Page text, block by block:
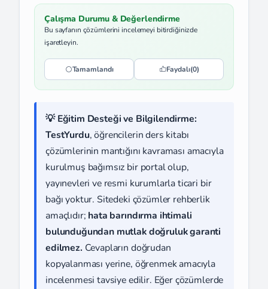
Çalışma Durumu & Değerlendirme
Bu sayfanın çözümlerini incelemeyi bitirdiğinizde
işaretleyin.
Tamamlandı Faydalı(0)
💡 Eğitim Desteği ve Bilgilendirme:
TestYurdu, öğrencilerin ders kitabı
çözümlerinin mantığını kavraması amacıyla
kurulmuş bağımsız bir portal olup,
yayınevleri ve resmi kurumlarla ticari bir
bağı yoktur. Sitedeki çözümler rehberlik
amaçlıdır; hata barındırma ihtimali
bulunduğundan mutlak doğruluk garanti
edilmez. Cevapların doğrudan
kopyalanması yerine, öğrenmek amacıyla
incelenmesi tavsiye edilir. Eğer çözümlerde